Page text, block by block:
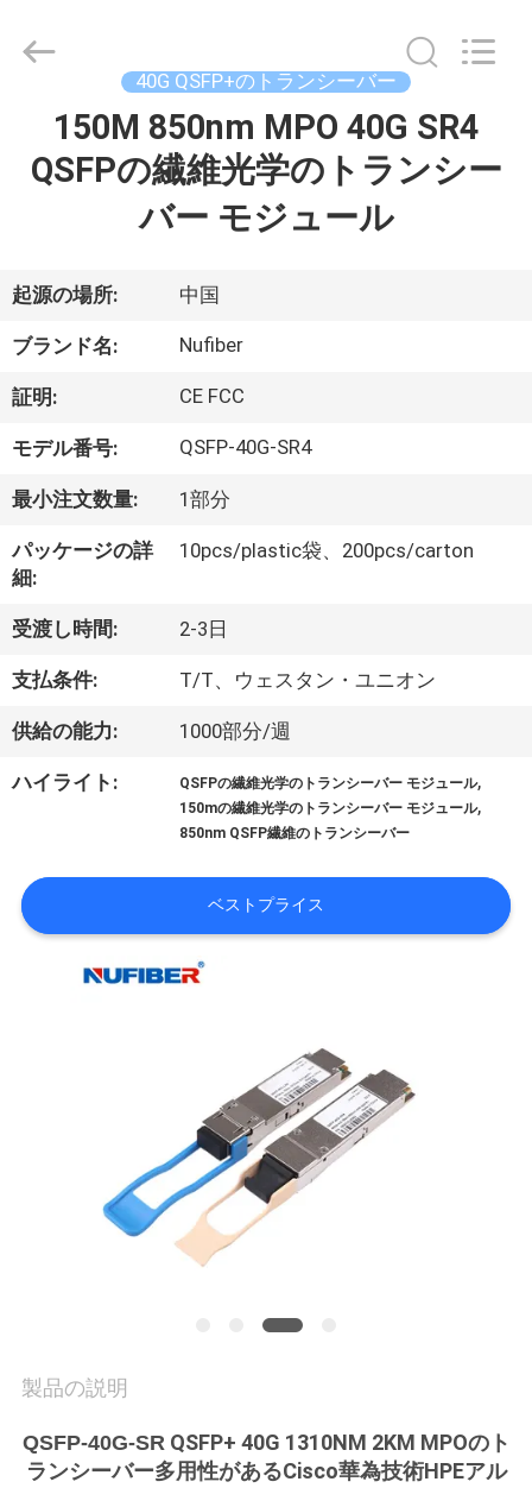
ダ
ク
ト
私
達
に
つ
い
て
旅
連
絡
Fivision
Digital
Developed
40G QSFP+のトランシーバー
150M 850nm MPO 40G SR4
QSFPの繊維光学のトランシー
バー モジュール
起源の場所: 中国
ブランド名: Nufiber
証明: CE FCC
モデル番号: QSFP-40G-SR4
最小注文数量: 1部分
パッケージの詳
細:
10pcs/plastic袋、200pcs/carton
受渡し時間: 2-3日
支払条件: T/T、ウェスタン・ユニオン
供給の能力: 1000部分/週
ハイライト: QSFPの繊維光学のトランシーバー モジュール,
150mの繊維光学のトランシーバー モジュール,
850nm QSFP繊維のトランシーバー
ベストプライス
製品の説明
QSFP-40G-SR QSFP+ 40G 1310NM 2KM MPOのト
ランシーバー多用性があるCisco華為技術HPEアル